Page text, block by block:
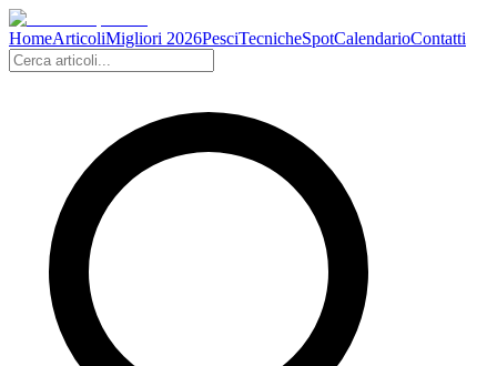
HomeArticoliMigliori 2026PesciTecnicheSpotCalendarioContatti